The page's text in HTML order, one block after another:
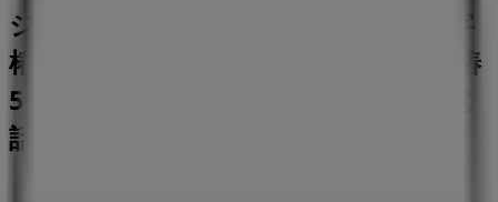
ジョイフル 福岡県糟屋郡篠栗町尾仲字
椿584-1 | 福岡県糟屋郡篠栗町尾仲字椿
584-1, 糟屋郡：チラシと営業時間、電
話番号